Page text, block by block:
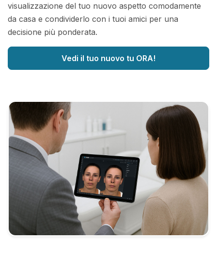
visualizzazione del tuo nuovo aspetto comodamente
da casa e condividerlo con i tuoi amici per una
decisione più ponderata.
Vedi il tuo nuovo tu ORA!